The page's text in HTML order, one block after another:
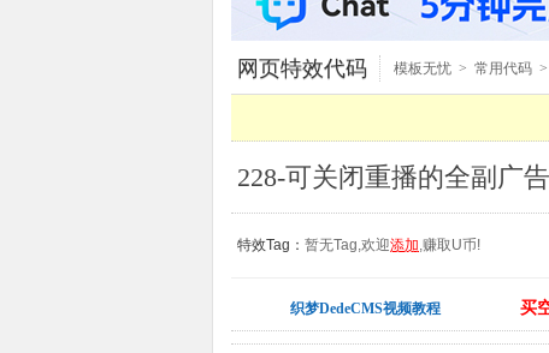
网页特效代码 模板无忧 > 常用代码 >
特效Tag： 暂无Tag,欢迎添加,赚取U币!
织梦DedeCMS视频教程 买